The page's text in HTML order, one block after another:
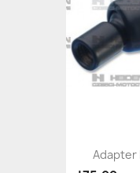
Adapter